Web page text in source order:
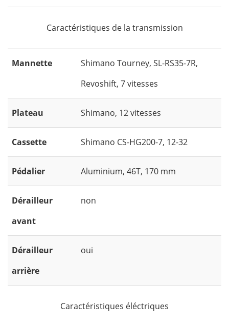
Caractéristiques de la transmission
Mannette
Shimano Tourney, SL-RS35-7R,
Revoshift, 7 vitesses
Plateau Shimano, 12 vitesses
Cassette Shimano CS-HG200-7, 12-32
Pédalier Aluminium, 46T, 170 mm
Dérailleur
avant
non
Dérailleur
arrière
oui
Caractéristiques éléctriques